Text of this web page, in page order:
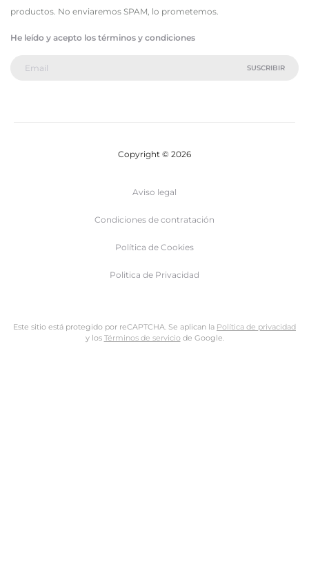
productos. No enviaremos SPAM, lo prometemos.
He leído y acepto los términos y condiciones
Copyright © 2026
Aviso legal
Condiciones de contratación
Política de Cookies
Politica de Privacidad
Este sitio está protegido por reCAPTCHA. Se aplican la Política de privacidad
y los Términos de serviciode Google.